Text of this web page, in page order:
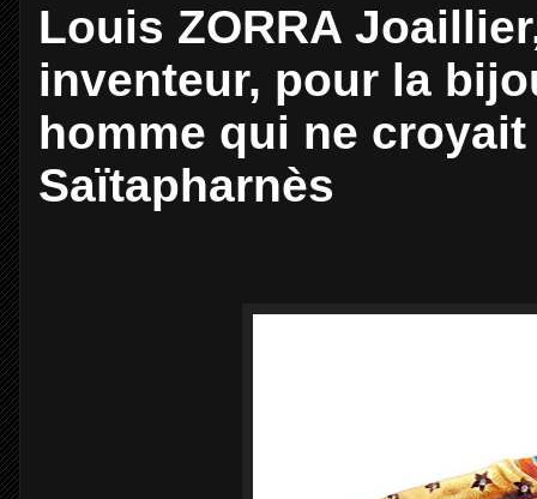
Louis ZORRA
inventeur, pour la
homme qui ne
Saïtapharnès